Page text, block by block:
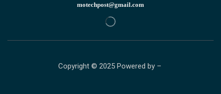
motechpost@gmail.com
Copyright © 2025 Powered by –